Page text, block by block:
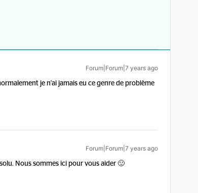
Forum|Forum|7 years ago
je n'ai jamais eu ce genre de problème
Forum|Forum|7 years ago
Nous sommes ici pour vous aider 🙂